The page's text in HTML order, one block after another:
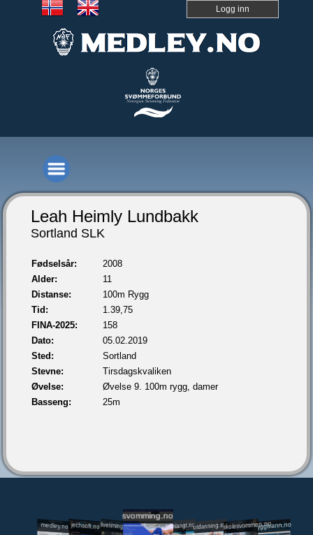
Logg inn
Leah Heimly Lundbakk
Sortland SLK
Fødselsår:
2008
Alder:
11
Distanse:
100m Rygg
Tid:
1.39,75
FINA-2025:
158
Dato:
05.02.2019
Sted:
Sortland
Stevne:
Tirsdagskvaliken
Øvelse:
Øvelse 9. 100m rygg, damer
Basseng:
25m
medley.no jechsoft.nolivetiming.medley.no
svomming.no
svomlangt.noutdanning.svomming.no
skolesvommen.notryggivann.no